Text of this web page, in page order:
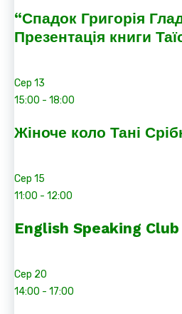
“Спадок Григорія
Презентація книги
Сер 13
15:00 - 18:00
Жіноче коло Тані
Сер 15
11:00 - 12:00
English Speaking Club
Сер 20
14:00 - 17:00